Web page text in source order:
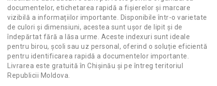
documentelor, etichetarea rapidă a fișierelor și marcare
vizibilă a informațiilor importante. Disponibile într-o varietate
de culori și dimensiuni, acestea sunt ușor de lipit și de
îndepărtat fără a lăsa urme. Aceste indexuri sunt ideale
pentru birou, școli sau uz personal, oferind o soluție eficientă
pentru identificarea rapidă a documentelor importante.
Livrarea este gratuită în Chișinău și pe întreg teritoriul
Republicii Moldova.